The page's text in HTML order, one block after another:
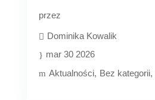
przez
Dominika Kowalik
mar 30 2026
Aktualności
Bez kategorii